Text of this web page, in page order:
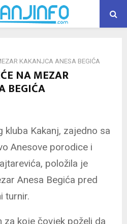
KAKANJCA ANESA BEGIĆA
NA MEZAR
BEGIĆA
kluba Kakanj, zajedno sa
Anesove porodice i
položila je
Anesa Begića pred
turnir.
za koje čovjek poželi da